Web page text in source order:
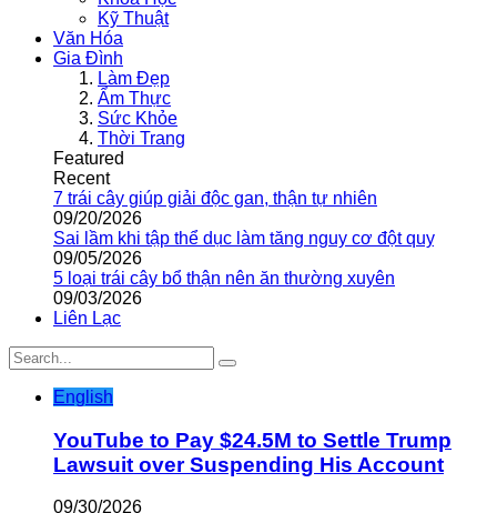
Kỹ Thuật
Văn Hóa
Gia Đình
Làm Đẹp
Ẩm Thực
Sức Khỏe
Thời Trang
Featured
Recent
7 trái cây giúp giải độc gan, thận tự nhiên
09/20/2026
Sai lầm khi tập thể dục làm tăng nguy cơ đột quỵ
09/05/2026
5 loại trái cây bổ thận nên ăn thường xuyên
09/03/2026
Liên Lạc
English
YouTube to Pay $24.5M to Settle Trump
Lawsuit over Suspending His Account
09/30/2026